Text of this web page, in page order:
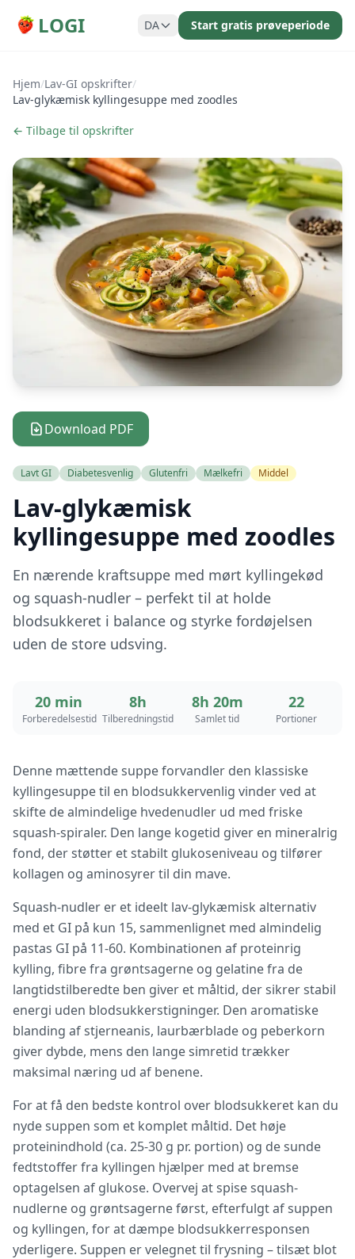
LOGI DA Start gratis prøveperiode
Hjem/Lav-GI opskrifter/
Lav-glykæmisk kyllingesuppe med zoodles
← Tilbage til opskrifter
Download PDF
Lavt GI Diabetesvenlig Glutenfri Mælkefri Middel
Lav-glykæmisk
kyllingesuppe med zoodles
En nærende kraftsuppe med mørt kyllingekød
og squash-nudler – perfekt til at holde
blodsukkeret i balance og styrke fordøjelsen
uden de store udsving.
20 min
Forberedelsestid
8h
Tilberedningstid
8h 20m
Samlet tid
22
Portioner
Denne mættende suppe forvandler den klassiske
kyllingesuppe til en blodsukkervenlig vinder ved at
skifte de almindelige hvedenudler ud med friske
squash-spiraler. Den lange kogetid giver en mineralrig
fond, der støtter et stabilt glukoseniveau og tilfører
kollagen og aminosyrer til din mave.
Squash-nudler er et ideelt lav-glykæmisk alternativ
med et GI på kun 15, sammenlignet med almindelig
pastas GI på 11-60. Kombinationen af proteinrig
kylling, fibre fra grøntsagerne og gelatine fra de
langtidstilberedte ben giver et måltid, der sikrer stabil
energi uden blodsukkerstigninger. Den aromatiske
blanding af stjerneanis, laurbærblade og peberkorn
giver dybde, mens den lange simretid trækker
maksimal næring ud af benene.
For at få den bedste kontrol over blodsukkeret kan du
nyde suppen som et komplet måltid. Det høje
proteinindhold (ca. 25-30 g pr. portion) og de sunde
fedtstoffer fra kyllingen hjælper med at bremse
optagelsen af glukose. Overvej at spise squash-
nudlerne og grøntsagerne først, efterfulgt af suppen
og kyllingen, for at dæmpe blodsukkerresponsen
yderligere. Suppen er velegnet til frysning – tilsæt blot